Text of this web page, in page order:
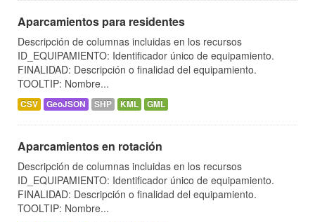
Aparcamientos para residentes
Descripción de columnas incluidas en los recursos
ID_EQUIPAMIENTO: Identificador único de equipamiento.
FINALIDAD: Descripción o finalidad del equipamiento.
TOOLTIP: Nombre...
CSV GeoJSON SHP KML GML
Aparcamientos en rotación
Descripción de columnas incluidas en los recursos
ID_EQUIPAMIENTO: Identificador único de equipamiento.
FINALIDAD: Descripción o finalidad del equipamiento.
TOOLTIP: Nombre...